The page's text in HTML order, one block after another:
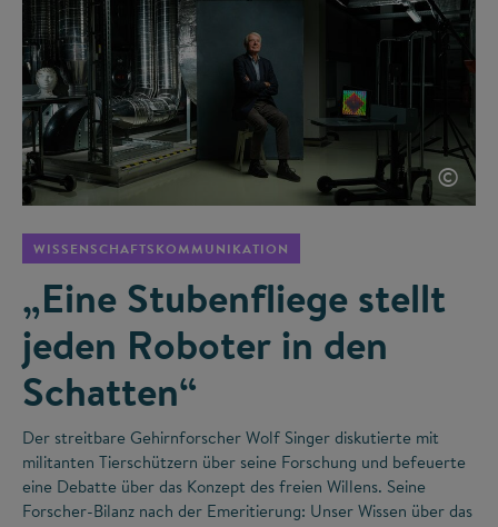
©
WISSENSCHAFTSKOMMUNIKATION
„Eine Stubenfliege stellt
jeden Roboter in den
Schatten“
Der streitbare Gehirnforscher Wolf Singer diskutierte mit
militanten Tierschützern über seine Forschung und befeuerte
eine Debatte über das Konzept des freien Willens. Seine
Forscher-Bilanz nach der Emeritierung: Unser Wissen über das